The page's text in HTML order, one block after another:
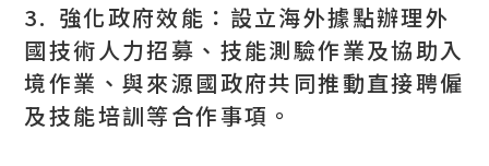
3. 強化政府效能：設立海外據點辦理外
國技術人力招募、技能測驗作業及協助入
境作業、與來源國政府共同推動直接聘僱
及技能培訓等合作事項。